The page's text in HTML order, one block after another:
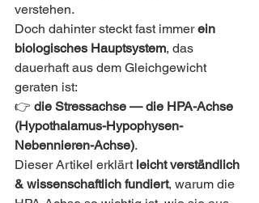
verstehen.
Doch dahinter steckt fast immer ein
biologisches Hauptsystem, das
dauerhaft aus dem Gleichgewicht
geraten ist:
👉 die Stressachse — die HPA-Achse
(Hypothalamus-Hypophysen-
Nebennieren-Achse).
Dieser Artikel erklärt leicht verständlich
& wissenschaftlich fundiert, warum die